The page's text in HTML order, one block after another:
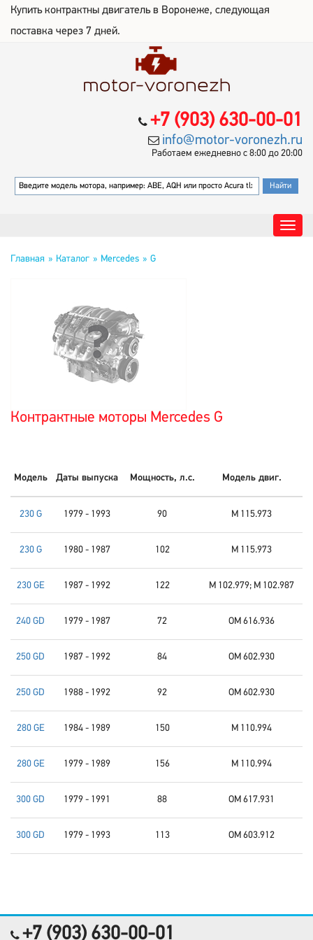
Купить контрактны двигатель в Воронеже, следующая
поставка через 7 дней.
+7 (903) 630-00-01
info@motor-voronezh.ru
Работаем ежедневно с 8:00 до 20:00
Главная Каталог Mercedes G
Контрактные моторы Mercedes G
Модель Даты выпуска Мощность, л.с. Модель двиг.
230 G 1979 - 1993 90 M 115.973
230 G 1980 - 1987 102 M 115.973
230 GE 1987 - 1992 122 M 102.979; M 102.987
240 GD 1979 - 1987 72 OM 616.936
250 GD 1987 - 1992 84 OM 602.930
250 GD 1988 - 1992 92 OM 602.930
280 GE 1984 - 1989 150 M 110.994
280 GE 1979 - 1989 156 M 110.994
300 GD 1979 - 1991 88 OM 617.931
300 GD 1979 - 1993 113 OM 603.912
+7 (903) 630-00-01